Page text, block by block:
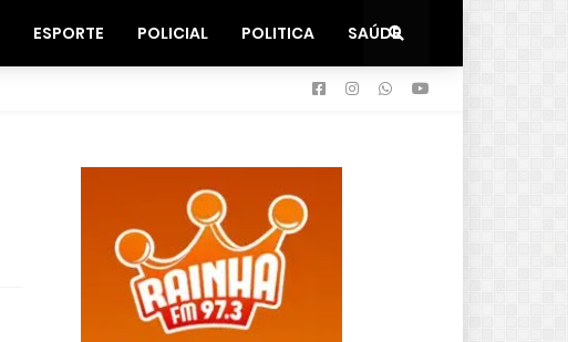
ESPORTE POLICIAL POLITICA SAÚDE